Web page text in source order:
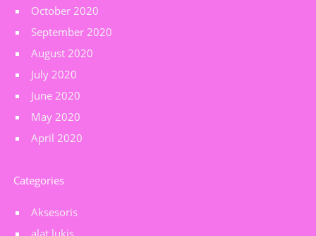
October 2020
September 2020
August 2020
July 2020
June 2020
May 2020
April 2020
Categories
Aksesoris
alat lukis